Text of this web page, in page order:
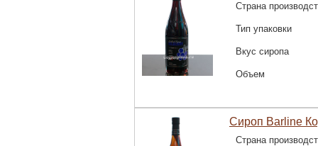
Страна
Тип упаковки
Вкус сиропа
Объем
Сироп Barline
Страна